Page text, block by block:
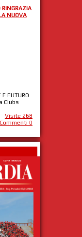
RINGRAZIA
NUOVA
E FUTURO
Clubs
Visite 268
Commenti 0